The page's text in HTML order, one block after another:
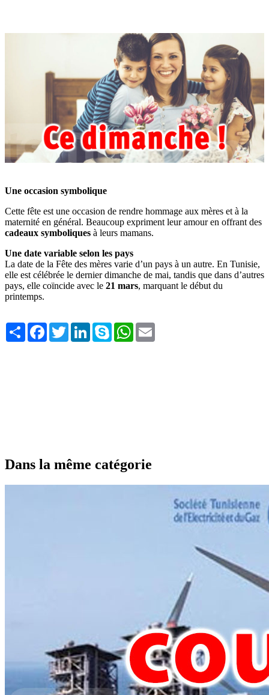
Une occasion symbolique
Cette fête est une occasion de rendre hommage aux mères et à la
maternité en général. Beaucoup expriment leur amour en offrant des
cadeaux symboliques à leurs mamans.
Une date variable selon les pays
La date de la Fête des mères varie d’un pays à un autre. En Tunisie,
elle est célébrée le dernier dimanche de mai, tandis que dans d’autres
pays, elle coïncide avec le 21 mars, marquant le début du
printemps.
Share FacebookTwitterLinkedInSkype WhatsApp
Dans la même catégorie